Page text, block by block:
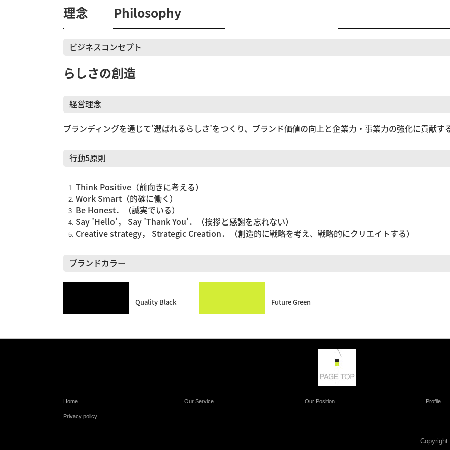
理念 Philosophy
ビジネスコンセプト
らしさの創造
経営理念
ブランディングを通じて’選ばれるらしさ’をつくり、ブランド価値の向上と企業力・事業力の強化に貢献す
行動5原則
Think Positive（前向きに考える）
Work Smart（的確に働く）
Be Honest．（誠実でいる）
Say ’Hello’， Say ’Thank You’．（挨拶と感謝を忘れない）
Creative strategy， Strategic Creation．（創造的に戦略を考え、戦略的にクリエイトする）
ブランドカラー
Quality Black Future Green
Home Our Service Our Position Profile
Privacy policy